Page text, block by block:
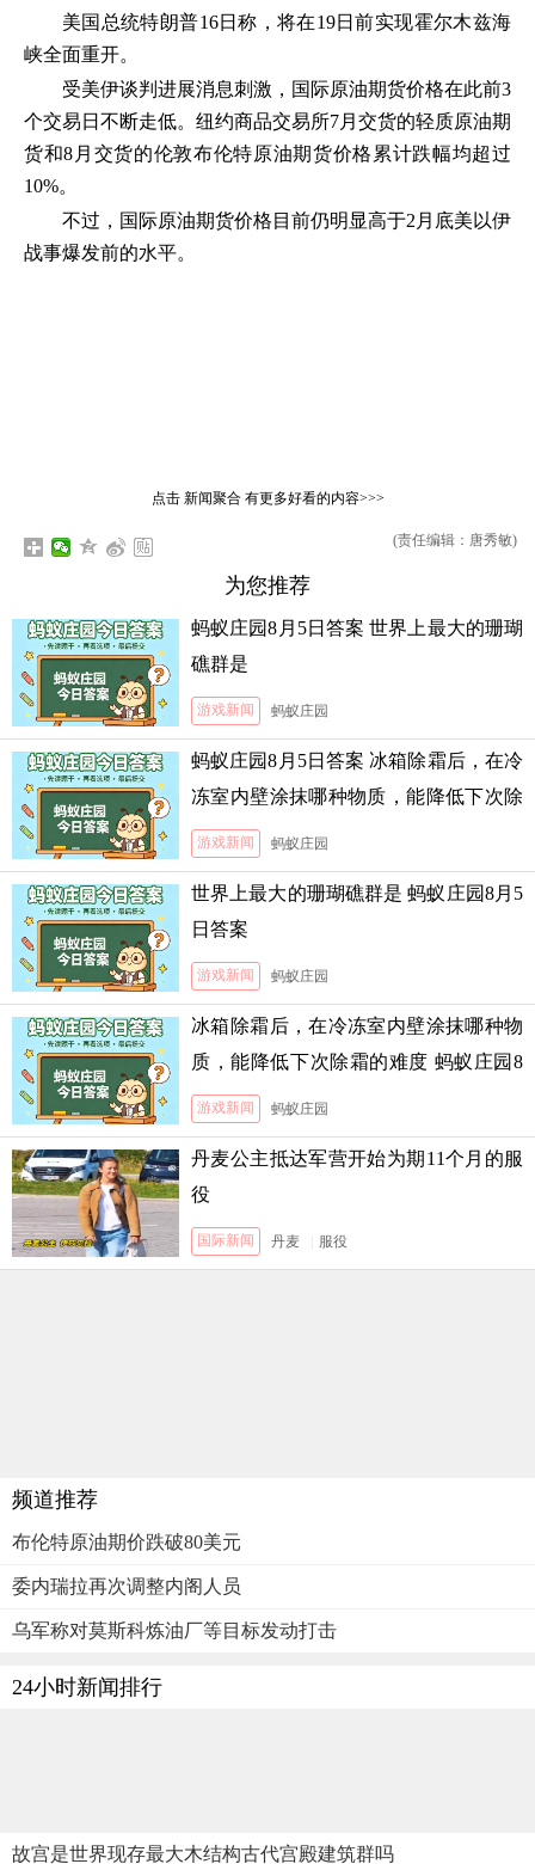
美国总统特朗普16日称，将在19日前实现霍尔木兹海
峡全面重开。
受美伊谈判进展消息刺激，国际原油期货价格在此前3
个交易日不断走低。纽约商品交易所7月交货的轻质原油期
货和8月交货的伦敦布伦特原油期货价格累计跌幅均超过
10%。
不过，国际原油期货价格目前仍明显高于2月底美以伊
战事爆发前的水平。
点击 新闻聚合有更多好看的内容>>>
(责任编辑：唐秀敏)
为您推荐
蚂蚁庄园8月5日答案 世界上最大的珊瑚
礁群是
游戏新闻 蚂蚁庄园
蚂蚁庄园8月5日答案 冰箱除霜后，在冷
冻室内壁涂抹哪种物质，能降低下次除
霜的难度
游戏新闻 蚂蚁庄园
世界上最大的珊瑚礁群是 蚂蚁庄园8月5
日答案
游戏新闻 蚂蚁庄园
冰箱除霜后，在冷冻室内壁涂抹哪种物
质，能降低下次除霜的难度 蚂蚁庄园8
月5日答案
游戏新闻 蚂蚁庄园
丹麦公主抵达军营开始为期11个月的服
役
国际新闻 丹麦 服役
频道推荐
布伦特原油期价跌破80美元
委内瑞拉再次调整内阁人员
乌军称对莫斯科炼油厂等目标发动打击
24小时新闻排行
故宫是世界现存最大木结构古代宫殿建筑群吗